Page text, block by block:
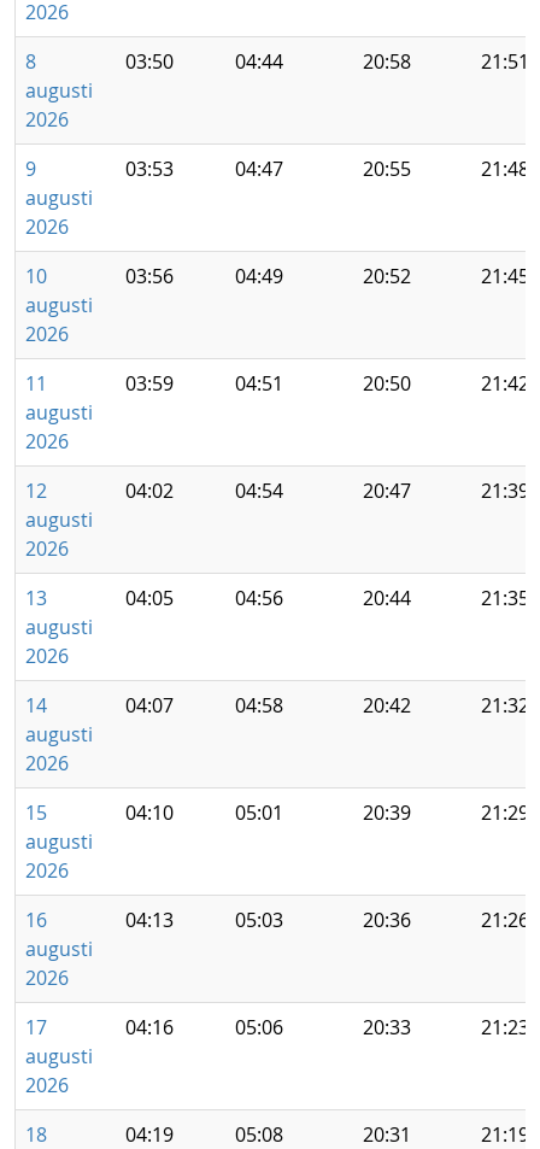
2026
8
augusti
2026
03:50 04:44 20:58 21:51
9
augusti
2026
03:53 04:47 20:55 21:48
10
augusti
2026
03:56 04:49 20:52 21:45
11
augusti
2026
03:59 04:51 20:50 21:42
12
augusti
2026
04:02 04:54 20:47 21:39
13
augusti
2026
04:05 04:56 20:44 21:35
14
augusti
2026
04:07 04:58 20:42 21:32
15
augusti
2026
04:10 05:01 20:39 21:29
16
augusti
2026
04:13 05:03 20:36 21:26
17
augusti
2026
04:16 05:06 20:33 21:23
18
04:19 05:08 20:31 21:19